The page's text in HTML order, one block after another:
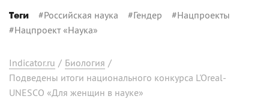
Теги #Российская наука #Гендер #Нацпроекты
#Нацпроект «Наука»
Indicator.ru / Биология /
Подведены итоги национального конкурса L'Oreal-
UNESCO «Для женщин в науке»